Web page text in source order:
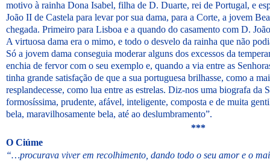
motivo à rainha Dona Isabel, filha de D. Duarte, rei de Portugal, e
João II de Castela para levar por sua dama, para a Corte, a jovem
chegada. Primeiro para Lisboa e a quando do casamento com D.
A virtuosa dama era o mimo, e todo o desvelo da rainha que não
Só a jovem dama conseguia moderar alguns dos excessos da
enchia de fervor com o seu exemplo e, quando a via entre as
tinha grande satisfação de que a sua portuguesa brilhasse, como a
resplandecesse, como lua entre as estrelas. Diz-nos uma biografa da
formosíssima, prudente, afável, inteligente, composta e de muita
bela, maravilhosamente bela, até ao deslumbramento”.
***
O Ciúme
“…procurava viver em recolhimento, dando todo o seu amor e o